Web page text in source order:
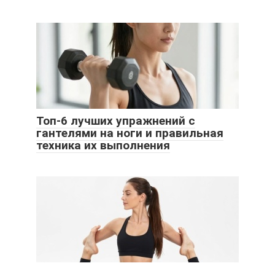
Топ-6 лучших упражнений с
гантелями на ноги и правильная
техника их выполнения